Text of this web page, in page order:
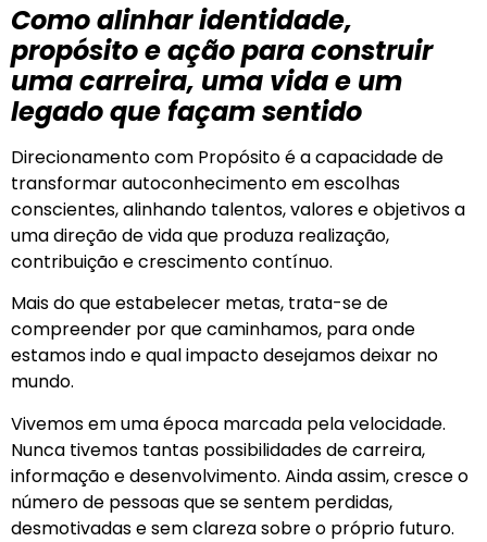
Como alinhar identidade,
propósito e ação para construir
uma carreira, uma vida e um
legado que façam sentido
Direcionamento com Propósito é a capacidade de
transformar autoconhecimento em escolhas
conscientes, alinhando talentos, valores e objetivos a
uma direção de vida que produza realização,
contribuição e crescimento contínuo.
Mais do que estabelecer metas, trata-se de
compreender por que caminhamos, para onde
estamos indo e qual impacto desejamos deixar no
mundo.
Vivemos em uma época marcada pela velocidade.
Nunca tivemos tantas possibilidades de carreira,
informação e desenvolvimento. Ainda assim, cresce o
número de pessoas que se sentem perdidas,
desmotivadas e sem clareza sobre o próprio futuro.